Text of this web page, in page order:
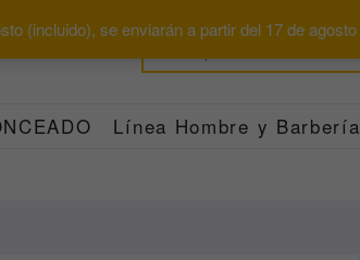
(incluido), se enviarán a partir del 17 de agosto
Línea Hombre y Barbería